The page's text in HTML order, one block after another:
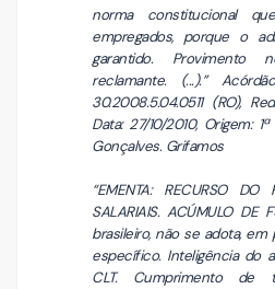
norma constitucional
empregados, porque o
garantido.
reclamante. (...).”
30.2008.5.04.0511 (RO),
Data: 27/10/2010, Origem:
Gonçalves. Grifamos
“EMENTA: RECURSO DO
SALARIAIS. ACÚMULO DE
brasileiro, não se adota,
específico. Inteligência do
CLT. Cumprimento de